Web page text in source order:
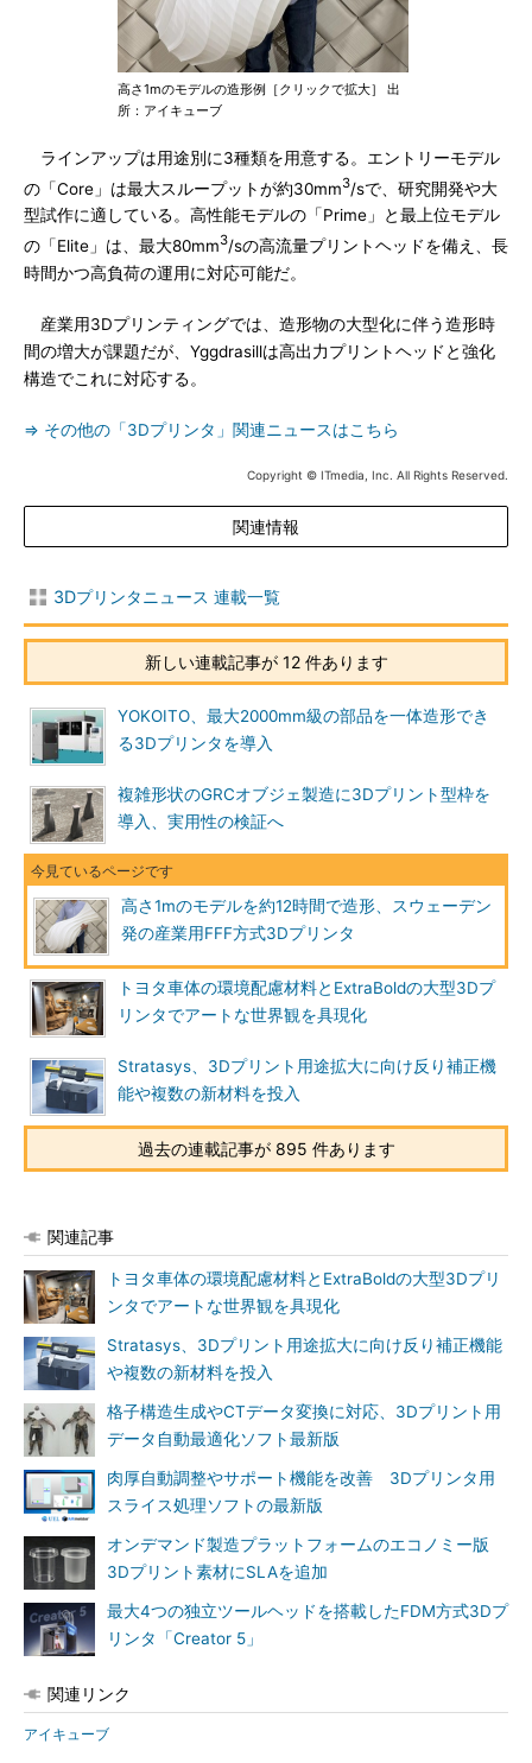
高さ1mのモデルの造形例［クリックで拡大］ 出
所：アイキューブ
ラインアップは用途別に3種類を用意する。エントリーモデル
の「Core」は最大スループットが約30mm3/sで、研究開発や大
型試作に適している。高性能モデルの「Prime」と最上位モデル
の「Elite」は、最大80mm3/sの高流量プリントヘッドを備え、長
時間かつ高負荷の運用に対応可能だ。
産業用3Dプリンティングでは、造形物の大型化に伴う造形時
間の増大が課題だが、Yggdrasillは高出力プリントヘッドと強化
構造でこれに対応する。
⇒ その他の「3Dプリンタ」関連ニュースはこちら
Copyright © ITmedia, Inc. All Rights Reserved.
関連情報
3Dプリンタニュース 連載一覧
新しい連載記事が 12 件あります
YOKOITO、最大2000mm級の部品を一体造形でき
る3Dプリンタを導入
複雑形状のGRCオブジェ製造に3Dプリント型枠を
導入、実用性の検証へ
高さ1mのモデルを約12時間で造形、スウェーデン
発の産業用FFF方式3Dプリンタ
トヨタ車体の環境配慮材料とExtraBoldの大型3Dプ
リンタでアートな世界観を具現化
Stratasys、3Dプリント用途拡大に向け反り補正機
能や複数の新材料を投入
過去の連載記事が 895 件あります
関連記事
トヨタ車体の環境配慮材料とExtraBoldの大型3Dプリ
ンタでアートな世界観を具現化
Stratasys、3Dプリント用途拡大に向け反り補正機能
や複数の新材料を投入
格子構造生成やCTデータ変換に対応、3Dプリント用
データ自動最適化ソフト最新版
肉厚自動調整やサポート機能を改善 3Dプリンタ用
スライス処理ソフトの最新版
オンデマンド製造プラットフォームのエコノミー版
3Dプリント素材にSLAを追加
最大4つの独立ツールヘッドを搭載したFDM方式3Dプ
リンタ「Creator 5」
関連リンク
アイキューブ